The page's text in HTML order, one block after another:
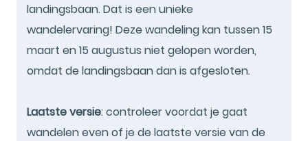
landingsbaan. Dat is een unieke
wandelervaring! Deze wandeling kan tussen 15
maart en 15 augustus niet gelopen worden,
omdat de landingsbaan dan is afgesloten.
Laatste versie: controleer voordat je gaat
wandelen even of je de laatste versie van de